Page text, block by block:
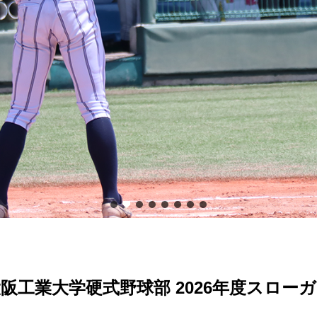
工業大学硬式野球部 2026年度スロー